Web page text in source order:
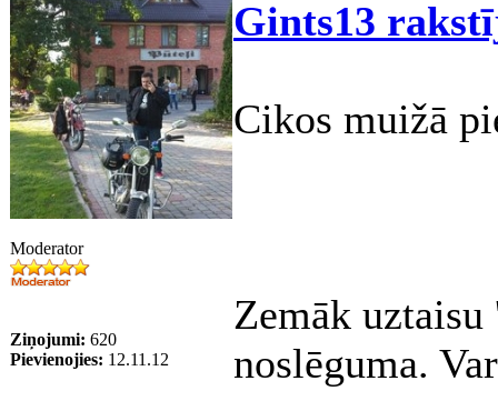
Moderator
Ziņojumi: 620
Pievienojies: 12.11.12
Gints13
Cikos muižā
Zemāk uztaisu
noslēguma.